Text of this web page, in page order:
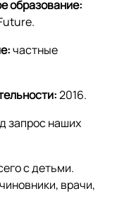
образование:
частные
2016.
запрос наших
с детьми.
врачи,